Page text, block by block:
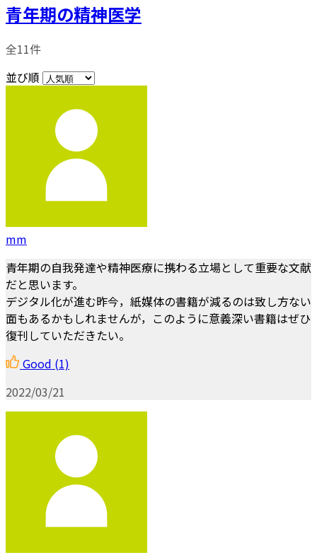
青年期の精神医学
全11件
並び順
mm
青年期の自我発達や精神医療に携わる立場として重要な文献
だと思います。
デジタル化が進む昨今，紙媒体の書籍が減るのは致し方ない
面もあるかもしれませんが，このように意義深い書籍はぜひ
復刊していただきたい。
Good (1)
2022/03/21